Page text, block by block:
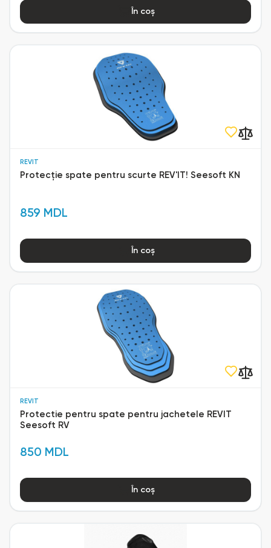
În coș
REVIT
Protecție spate pentru scurte REV'IT! Seesoft KN
859 MDL
În coș
REVIT
Protectie pentru spate pentru jachetele REVIT
Seesoft RV
850 MDL
În coș